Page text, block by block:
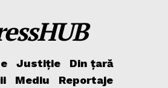
Justiție
Din țară
Mediu
Reportaje